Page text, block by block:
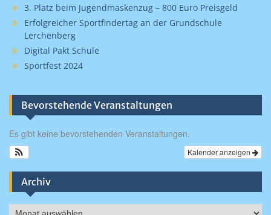
3. Platz beim Jugendmaskenzug – 800 Euro Preisgeld
Erfolgreicher Sportfindertag an der Grundschule
Lerchenberg
Digital Pakt Schule
Sportfest 2024
Bevorstehende Veranstaltungen
Es gibt keine bevorstehenden Veranstaltungen.
Kalender anzeigen
Archiv
Archiv